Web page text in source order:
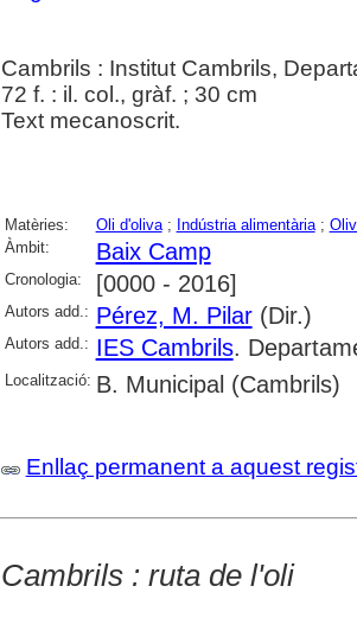
Cambrils : Institut Cambrils,
72 f. : il. col., gràf. ; 30 cm
Text mecanoscrit.
Matèries: Oli d'oliva; Indústria alimentària;
Àmbit:
Baix Camp
Cronologia: [0000 - 2016]
Autors add.: Pérez, M. Pilar(Dir.)
Autors add.: IES Cambrils.
Localització: B. Municipal (Cambrils)
Enllaç permanent a aquest
Cambrils : ruta de l'oli